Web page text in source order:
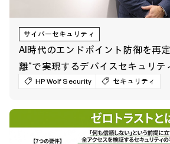
サイバーセキュリティ
AI時代のエンドポイント防御を再
離”で実現するデバイスセキュリテ
HP Wolf Security セキュリティ